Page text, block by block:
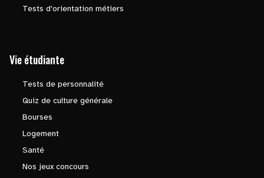
Tests d'orientation métiers
Vie étudiante
Tests de personnalité
Quiz de culture générale
Bourses
Logement
Santé
Nos jeux concours